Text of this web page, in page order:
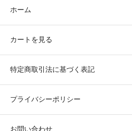
ホーム
カートを見る
特定商取引法に基づく表記
プライバシーポリシー
お問い合わせ